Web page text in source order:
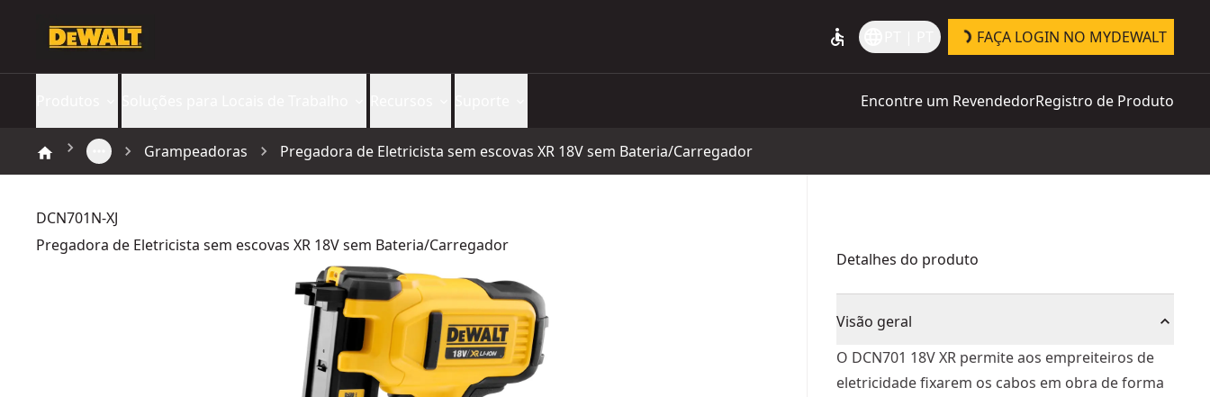
accessible FAÇA LOGIN NO MYDEWALT
Encontre um RevendedorRegistro de Produto
Grampeadoras Pregadora de Eletricista sem escovas XR 18V sem Bateria/Carregador
DCN701N-XJ
Pregadora de Eletricista sem escovas XR 18V sem Bateria/Carregador
Detalhes do produto
Visão geral
O DCN701 18V XR permite aos empreiteiros de
eletricidade fixarem os cabos em obra de forma